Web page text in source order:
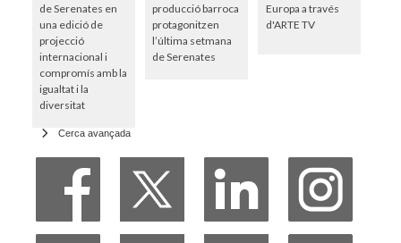
de Serenates en
una edició de
projecció
internacional i
compromís amb la
igualtat i la
diversitat
producció barroca
protagonitzen
l’última setmana
de Serenates
Europa a través
d'ARTE TV
Cerca avançada